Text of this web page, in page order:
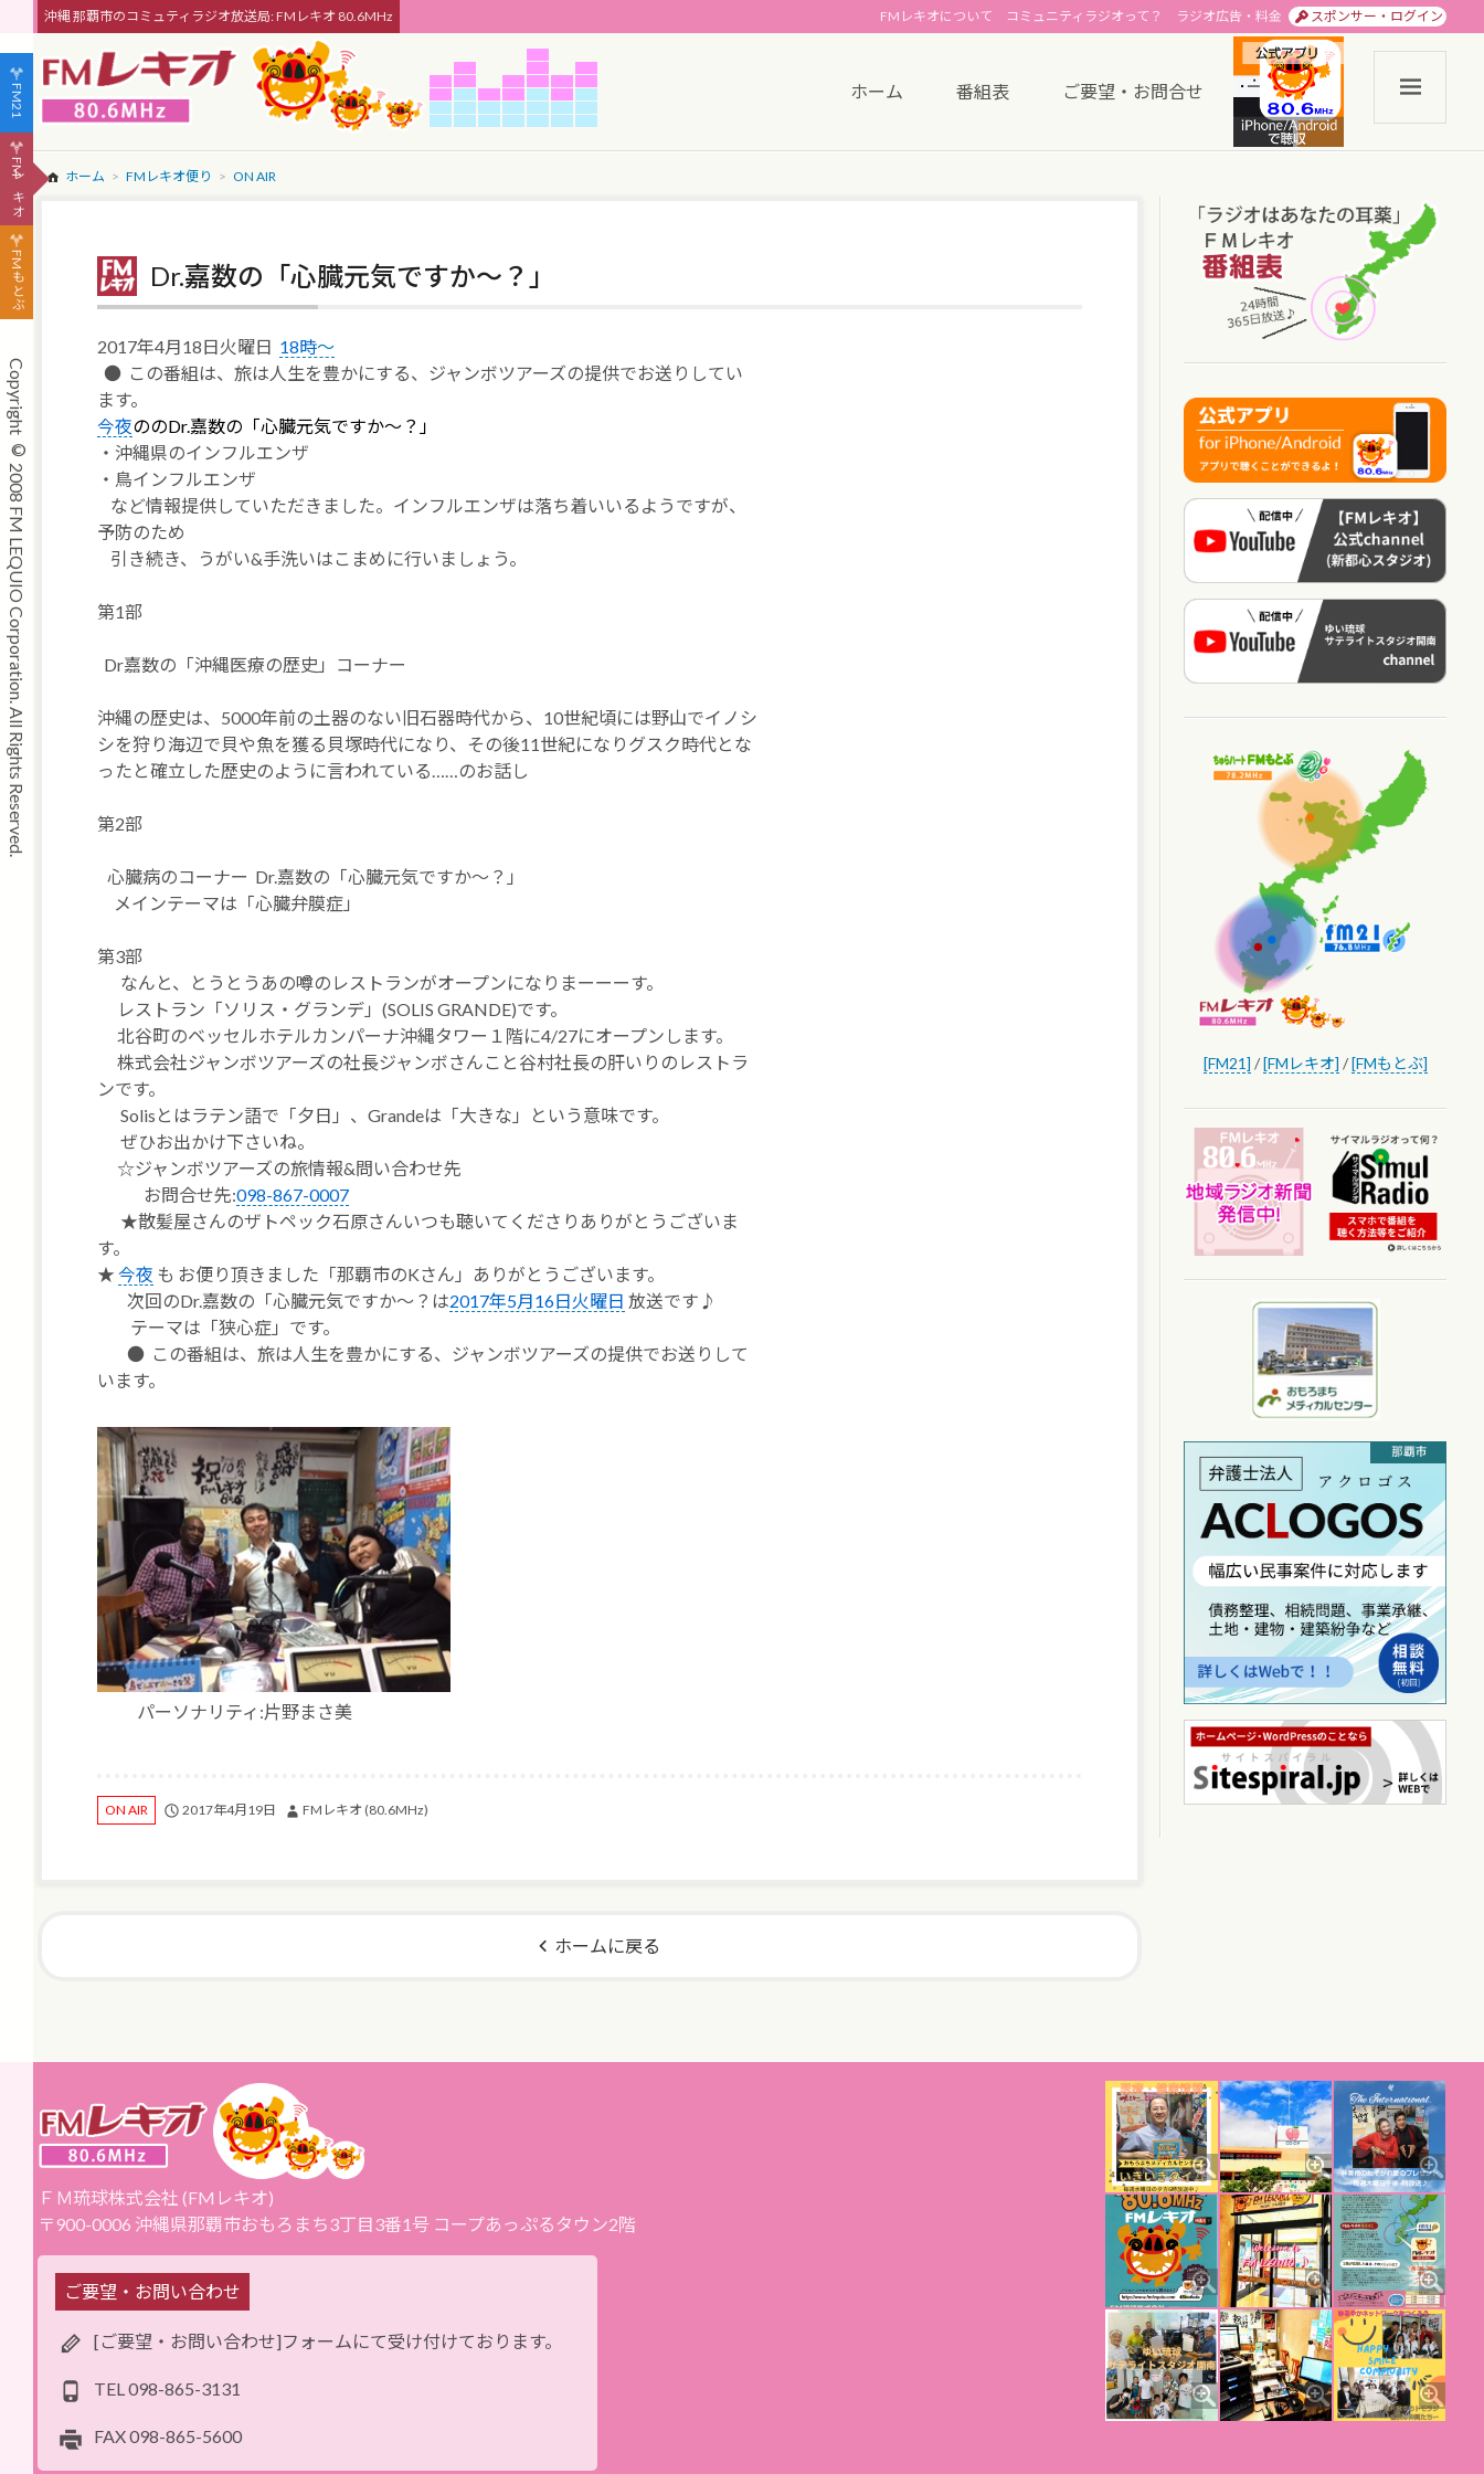
沖縄 那覇市のコミュティラジオ放送局: FMレキオ 80.6MHz スポンサー・ログイン
ラジオ広告・料金
コミュニティラジオって？
FMレキオについて
ホーム 番組表 ご要望・お問合せ
ホーム FMレキオ便り ON AIR
Dr.嘉数の「心臓元気ですか～？」
2017年4月18日火曜日 18時～
● この番組は、旅は人生を豊かにする、ジャンボツアーズの提供でお送りしてい
ます。
今夜ののDr.嘉数の「心臓元気ですか～？」
・沖縄県のインフルエンザ
・鳥インフルエンザ
など情報提供していただきました。インフルエンザは落ち着いいるようですが、
予防のため
引き続き、うがい&手洗いはこまめに行いましょう。
第1部
Dr嘉数の「沖縄医療の歴史」コーナー
沖縄の歴史は、 5000年前の土器のない旧石器時代から、 10世紀頃には野山でイノシ
シを狩り 海辺で貝や魚を獲る 貝塚時代になり、その後11世紀になりグスク時代とな
ったと確立した歴史のように言われている……のお話し
第2部
心臓病のコーナー Dr.嘉数の「心臓元気ですか〜？」
メインテーマは 「心臓弁膜症」
第3部
なんと、とうとうあの噂のレストランがオープンになりまーーーす。
レストラン「ソリス・グランデ」 (SOLIS GRANDE)です。
北谷町のベッセルホテルカンパーナ沖縄タワー１階に4/27にオープンします。
株式会社ジャンボツアーズの社長ジャンボさんこと谷村社長の肝いりのレストラ
ンです。
Solis とはラテン語で「夕日」、 Grandeは「大きな」という意味です。
ぜひお出かけ下さいね。
☆ジャンボツアーズの旅情報&問い合わせ先
お問合せ先:098-867-0007
★散髪屋さんのザトペック石原さんいつも聴いてくださりありがとうございま
す。
★ 今夜 も お便り頂きました「那覇市のKさん」ありがとうございます。
次回のDr.嘉数の「心臓元気ですか～？は2017年5月16日火曜日 放送です♪
テーマは「狭心症」 です。
● この番組は、旅は人生を豊かにする、ジャンボツアーズの提供でお送りして
います。
パーソナリティ:片野まさ美
ON AIR 2017年4月19日 FMレキオ (80.6MHz)
ホームに戻る
[FM21] /[FMレキオ] /[FMもとぶ]
ＦＭ琉球株式会社 (FMレキオ)
〒900-0006 沖縄県那覇市おもろまち3丁目3番1号 コープあっぷるタウン2階
ご要望・お問い合わせ
[ご要望・お問い合わせ]フォームにて受け付けております。
TEL 098-865-3131
FAX098-865-5600
FM21
FMレキオ
FMもとぶ
Copyright © 2008 FM LEQUIO Corporation. All Rights Reserved.